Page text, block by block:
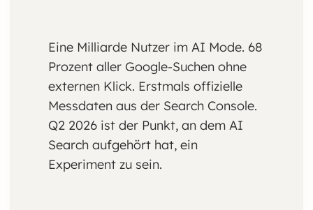
Eine Milliarde Nutzer im AI Mode. 68
Prozent aller Google-Suchen ohne
externen Klick. Erstmals offizielle
Messdaten aus der Search Console.
Q2 2026 ist der Punkt, an dem AI
Search aufgehört hat, ein
Experiment zu sein.